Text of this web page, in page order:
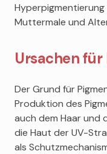
Muttermale und
Ursachen
Der Grund für
Produktion des
auch dem Haar und
die Haut der UV-
als